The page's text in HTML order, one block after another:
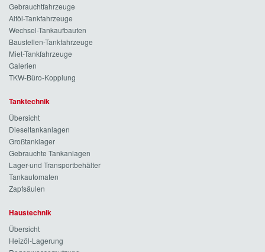
Gebrauchtfahrzeuge
Altöl-Tankfahrzeuge
Wechsel-Tankaufbauten
Baustellen-Tankfahrzeuge
Miet-Tankfahrzeuge
Galerien
TKW-Büro-Kopplung
Tanktechnik
Übersicht
Dieseltankanlagen
Großtanklager
Gebrauchte Tankanlagen
Lager-und Transportbehälter
Tankautomaten
Zapfsäulen
Haustechnik
Übersicht
Heizöl-Lagerung